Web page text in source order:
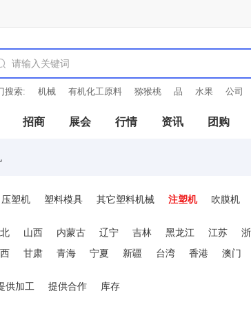
搜索: 机械 有机化工原料 猕猴桃 品 水果 公司
招商 展会 行情 资讯 团购
压塑机 塑料模具 其它塑料机械 注塑机 吹膜机
山西 内蒙古 辽宁 吉林 黑龙江 江苏
甘肃 青海 宁夏 新疆 台湾 香港 澳门
供加工 提供合作 库存